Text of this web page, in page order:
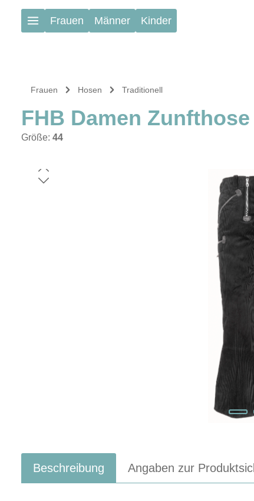
Zum Hauptinhalt springen
Frauen Männer Kinder
Frauen Hosen Traditionell
FHB Damen
Größe: 44
Beschreibung Angaben zur